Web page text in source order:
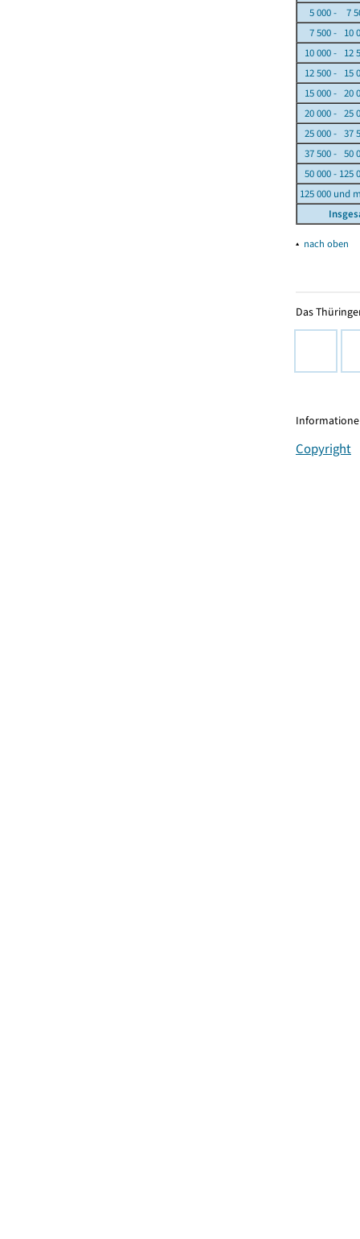
5 000 - 7
7 500 - 10
10 000 - 12
12 500 - 15
15 000 - 20
20 000 - 25
25 000 - 37
37 500 - 50
50 000 - 125
125 000 und
▴ nach oben
Das
Copyright